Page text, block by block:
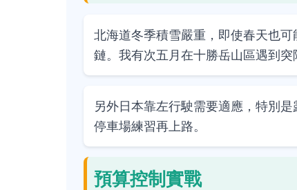
北海道冬季積雪嚴重，即使春天也
鏈。我有次五月在十勝岳山區遇到
另外日本靠左行駛需要適應，特別
停車場練習再上路。
預算控制實戰